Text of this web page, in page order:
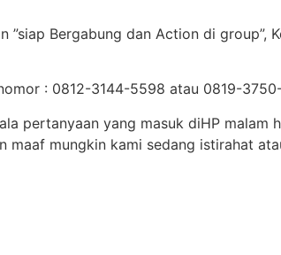
Bergabung dan Action di group”,
: 0812-3144-5598 atau 0819-
pertanyaan yang masuk diHP
mungkin kami sedang istirahat